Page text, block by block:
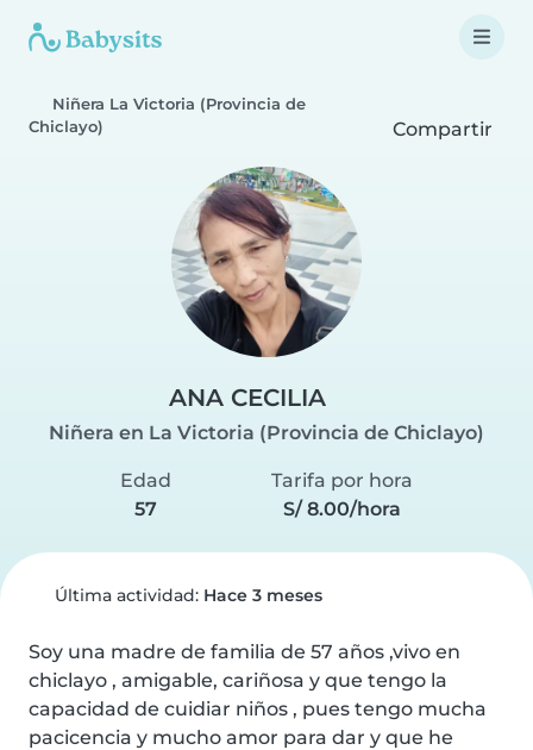
Niñera La Victoria (Provincia de
Chiclayo)
Compartir
ANA CECILIA
Niñera en La Victoria (Provincia de Chiclayo)
Edad
57
Tarifa por hora
S/ 8.00/hora
Última actividad: Hace 3 meses
Soy una madre de familia de 57 años ,vivo en
chiclayo , amigable, cariñosa y que tengo la
capacidad de cuidiar niños , pues tengo mucha
pacicencia y mucho amor para dar y que he